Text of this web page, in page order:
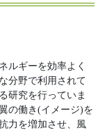
ルギーを効率よく
分野で利用されて
研究を行っていま
の働き(イメージ)を
力を増加させ、風